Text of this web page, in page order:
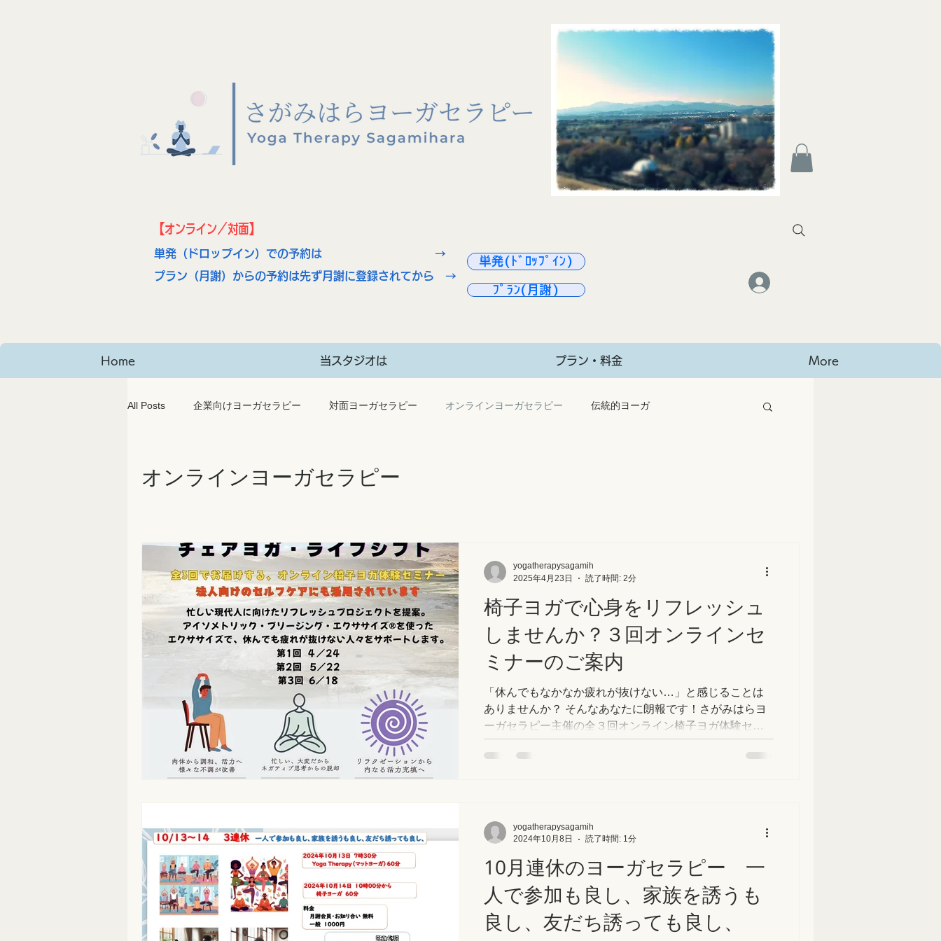
【オンライン／対面】
単発（ドロップイン）での予約は →
プラン（月謝）からの予約は先ず月謝に登録されてから →
単発(ﾄﾞﾛｯﾌﾟｲﾝ)
ﾌﾟﾗﾝ(月謝)
Home 当スタジオは プラン・料金 More
All Posts 企業向けヨーガセラピー 対面ヨーガセラピー オンラインヨーガセラピー 伝統的ヨーガ
オンラインヨーガセラピー
椅子ヨガで心身をリフレッシュ
しませんか？３回オンラインセ
ミナーのご案内
「休んでもなかなか疲れが抜けない…」と感じることは
ありませんか？ そんなあなたに朗報です！さがみはらヨ
ーガセラピー主催の全３回オンライン椅子ヨガ体験セミ
ナーが開催されます！
yogatherapysagamih
2025年4月23日
読了時間: 2分
10月連休のヨーガセラピー 一
人で参加も良し、家族を誘うも
良し、友だち誘っても良し、
yogatherapysagamih
2024年10月8日
読了時間: 1分